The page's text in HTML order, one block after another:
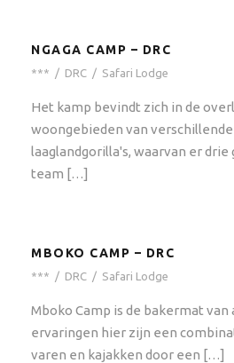
NGAGA CAMP – DRC
*** / DRC / Safari Lodge
Het kamp bevindt zich in de
woongebieden van
laaglandgorilla's, waarvan er drie
team […]
MBOKO CAMP – DRC
*** / DRC / Safari Lodge
Mboko Camp is de bakermat van
ervaringen hier zijn een
varen en kajakken door een […]